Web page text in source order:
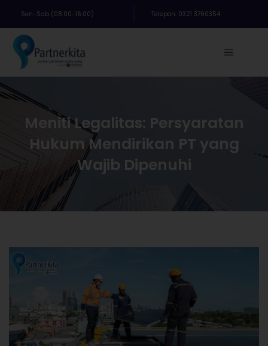
Sen-Sab (08:00-16:00) Telepon: 0321 3760354
Meniti Legalitas: Persyaratan
Hukum Mendirikan PT yang
Wajib Dipenuhi